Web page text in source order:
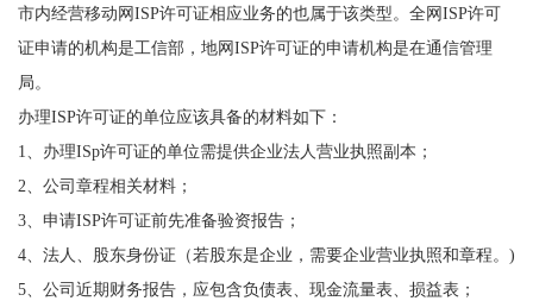
市内经营移动网ISP许可证相应业务的也属于该类型。全网ISP许可
证申请的机构是工信部，地网ISP许可证的申请机构是在通信管理
局。
办理ISP许可证的单位应该具备的材料如下：
1、办理ISp许可证的单位需提供企业法人营业执照副本；
2、公司章程相关材料；
3、申请ISP许可证前先准备验资报告；
4、法人、股东身份证（若股东是企业，需要企业营业执照和章程。)
5、公司近期财务报告，应包含负债表、现金流量表、损益表；